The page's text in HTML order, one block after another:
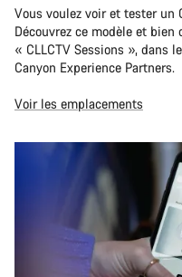
Vous voulez voir et tester un
Découvrez ce modèle et
« CLLCTV Sessions », dans
Canyon Experience Partners.
Voir les emplacements